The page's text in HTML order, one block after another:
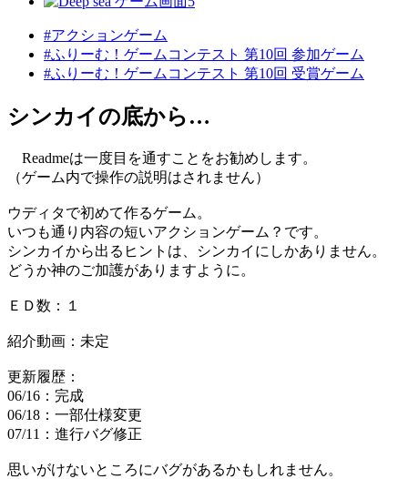
#アクションゲーム
#ふりーむ！ゲームコンテスト 第10回 参加ゲーム
#ふりーむ！ゲームコンテスト 第10回 受賞ゲーム
シンカイの底から…
Readmeは一度目を通すことをお勧めします。
（ゲーム内で操作の説明はされません）
ウディタで初めて作るゲーム。
いつも通り内容の短いアクションゲーム？です。
シンカイから出るヒントは、シンカイにしかありません。
どうか神のご加護がありますように。
ＥＤ数：１
紹介動画：未定
更新履歴：
06/16：完成
06/18：一部仕様変更
07/11：進行バグ修正
思いがけないところにバグがあるかもしれません。